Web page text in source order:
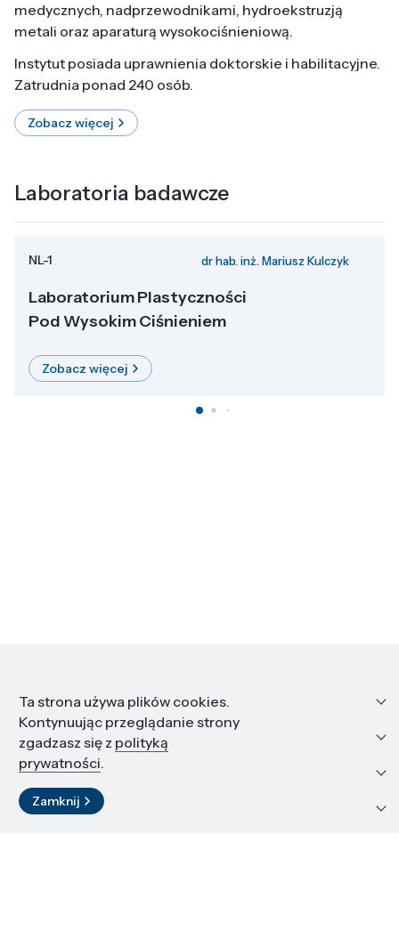
medycznych, nadprzewodnikami, hydroekstruzją
metali oraz aparaturą wysokociśnieniową.
Instytut posiada uprawnienia doktorskie i habilitacyjne.
Zatrudnia ponad 240 osób.
Zobacz więcej
Laboratoria badawcze
NL-1 dr hab. inż. Mariusz Kulczyk
Laboratorium Plastyczności
Pod Wysokim Ciśnieniem
Zobacz więcej
Informacje
Edukacja i kariera
Zasoby i materiały
Kontakt
Ta strona używa plików cookies.
Kontynuując przeglądanie strony
zgadzasz się z polityką
prywatności.
Zamknij